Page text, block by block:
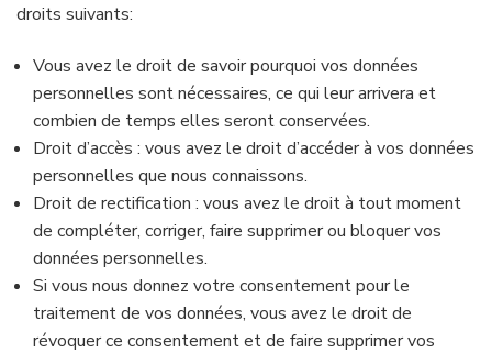
droits suivants:
Vous avez le droit de savoir pourquoi vos données
personnelles sont nécessaires, ce qui leur arrivera et
combien de temps elles seront conservées.
Droit d’accès : vous avez le droit d’accéder à vos données
personnelles que nous connaissons.
Droit de rectification : vous avez le droit à tout moment
de compléter, corriger, faire supprimer ou bloquer vos
données personnelles.
Si vous nous donnez votre consentement pour le
traitement de vos données, vous avez le droit de
révoquer ce consentement et de faire supprimer vos